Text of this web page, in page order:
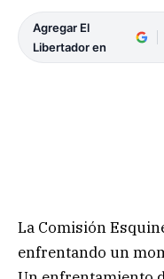
Agregar El
Libertador en
La Comisión
enfrentando un